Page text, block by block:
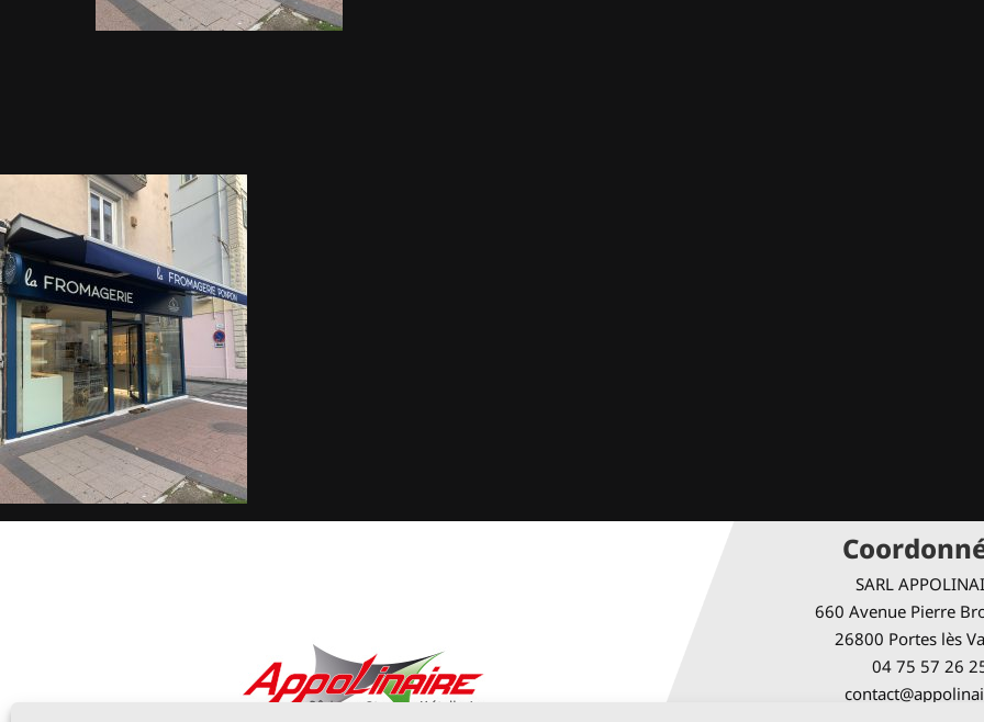
SARL
660 Avenue Pierre
26800 Portes lès
04 75 57 26